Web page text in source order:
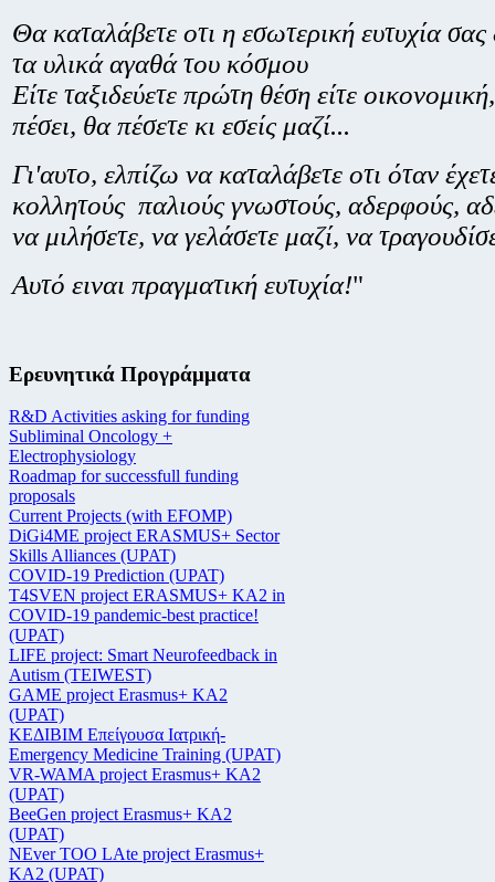
Θα καταλάβετε οτι η εσωτερική ευτυχία
τα υλικά αγαθά του κόσμου
Είτε ταξιδεύετε πρώτη θέση είτε
πέσει, θα πέσετε κι εσείς μαζί...
Γι'αυτο, ελπίζω να καταλάβετε οτι όταν
κολλητούς παλιούς γνωστούς, αδερφούς,
να μιλήσετε, να γελάσετε μαζί, να
Αυτό ειναι πραγματική ευτυχία!"
Ερευνητικά Προγράμματα
R&D Activities asking for funding
Subliminal Oncology +
Electrophysiology
Roadmap for successfull funding
proposals
Current Projects (with EFOMP)
DiGi4ME project ERASMUS+ Sector
Skills Alliances (UPAT)
COVID-19 Prediction (UPAT)
T4SVEN project ERASMUS+ KA2 in
COVID-19 pandemic-best practice!
(UPAT)
LIFE project: Smart Neurofeedback in
Autism (TEIWEST)
GAME project Erasmus+ KA2
(UPAT)
ΚΕΔΙΒΙΜ Επείγουσα Ιατρική-
Emergency Medicine Training (UPAT)
VR-WAMA project Erasmus+ KA2
(UPAT)
BeeGen project Erasmus+ KA2
(UPAT)
NEver TOO LAte project Erasmus+
KA2 (UPAT)